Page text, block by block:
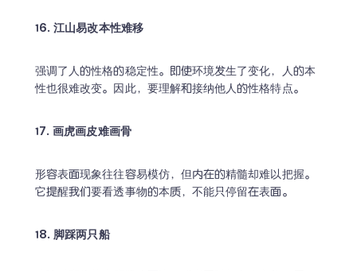
16. 江山易改本性难移
强调了人的性格的稳定性。即使环境发生了变化，人的本
性也很难改变。因此，要理解和接纳他人的性格特点。
17. 画虎画皮难画骨
形容表面现象往往容易模仿，但内在的精髓却难以把握。
它提醒我们要看透事物的本质，不能只停留在表面。
18. 脚踩两只船